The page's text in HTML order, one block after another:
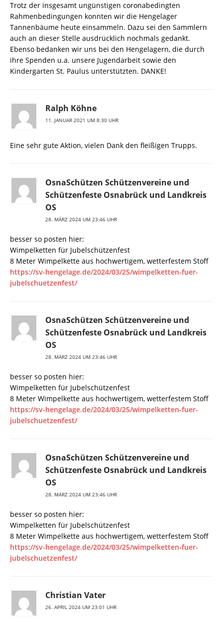
Trotz der insgesamt ungünstigen coronabedingten
Rahmenbedingungen konnten wir die Hengelager
Tannenbäume heute einsammeln. Dazu sei den Sammlern
auch an dieser Stelle ausdrücklich nochmals gedankt.
Ebenso bedanken wir uns bei den Hengelagern, die durch
ihre Spenden u.a. unsere Jugendarbeit sowie den
Kindergarten St. Paulus unterstützten. DANKE!
Ralph Köhne
11. JANUAR 2021 UM 8:30 UHR
Eine sehr gute Aktion, vielen Dank den fleißigen Trupps.
OsnaSchützen Schützenvereine und
Schützenfeste Osnabrück und Landkreis
OS
28. MÄRZ 2024 UM 23:46 UHR
besser so posten hier:
Wimpelketten für Jubelschützenfest
8 Meter Wimpelkette aus hochwertigem, wetterfestem Stoff
https://sv-hengelage.de/2024/03/25/wimpelketten-fuer-
jubelschuetzenfest/
OsnaSchützen Schützenvereine und
Schützenfeste Osnabrück und Landkreis
OS
28. MÄRZ 2024 UM 23:46 UHR
besser so posten hier:
Wimpelketten für Jubelschützenfest
8 Meter Wimpelkette aus hochwertigem, wetterfestem Stoff
https://sv-hengelage.de/2024/03/25/wimpelketten-fuer-
jubelschuetzenfest/
OsnaSchützen Schützenvereine und
Schützenfeste Osnabrück und Landkreis
OS
28. MÄRZ 2024 UM 23:46 UHR
besser so posten hier:
Wimpelketten für Jubelschützenfest
8 Meter Wimpelkette aus hochwertigem, wetterfestem Stoff
https://sv-hengelage.de/2024/03/25/wimpelketten-fuer-
jubelschuetzenfest/
Christian Vater
26. APRIL 2024 UM 23:01 UHR